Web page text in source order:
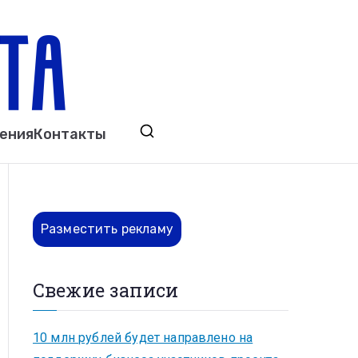
Выкса. Муром. Кулебаки. Навашино,
Контакты
Разместить рекламу
Свежие записи
10 млн рублей будет направлено на